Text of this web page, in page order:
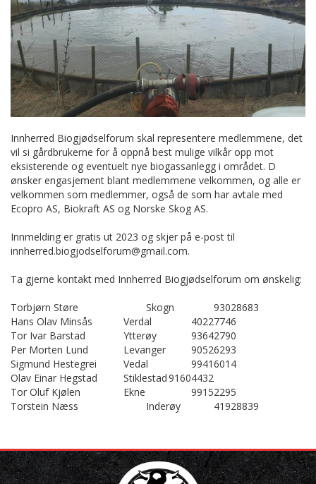
Innherred Biogjødselforum skal representere medlemmene, det
vil si gårdbrukerne for å oppnå best mulige vilkår opp mot
eksisterende og eventuelt nye biogassanlegg i området. D
ønsker engasjement blant medlemmene velkommen, og alle er
velkommen som medlemmer, også de som har avtale med
Ecopro AS, Biokraft AS og Norske Skog AS.
Innmelding er gratis ut 2023 og skjer på e-post til
innherred.biogjodselforum@gmail.com.
Ta gjerne kontakt med Innherred Biogjødselforum om ønskelig:
Torbjørn Støre Skogn
93028683
Hans Olav Minsås
Verdal
40227746
Tor Ivar Barstad
Ytterøy
93642790
Per Morten Lund
Levanger
90526293
Sigmund Hestegrei
Vedal
99416014
Olav Einar Hegstad
Stiklestad91604432
Tor Oluf Kjølen
Ekne
99152295
Torstein Næss
Inderøy 41928839